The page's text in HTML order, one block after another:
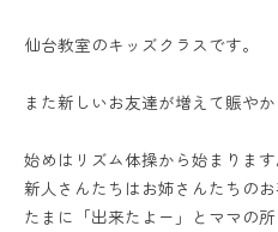
仙台教室のキッズクラスです。
また新しいお友達が増えて賑やか
始めはリズム体操から始まります
新人さんたちはお姉さんたちの
たまに「出来たよー」とママの